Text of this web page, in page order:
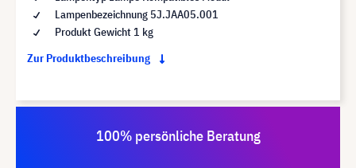
Lampenbezeichnung 5J.JAA05.001
Produkt Gewicht 1 kg
Zur Produktbeschreibung
100% persönliche Beratung